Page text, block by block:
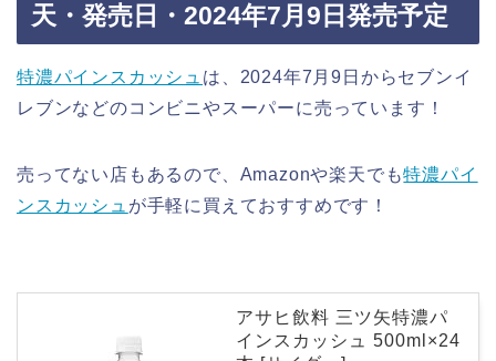
天・発売日・2024年7月9日発売予定
特濃パインスカッシュ は、2024年7月9日からセブンイ
レブンなどのコンビニやスーパーに売っています！
売ってない店もあるので、Amazonや楽天でも特濃パイ
ンスカッシュ が手軽に買えておすすめです！
アサヒ飲料 三ツ矢特濃パ
インスカッシュ 500ml×24